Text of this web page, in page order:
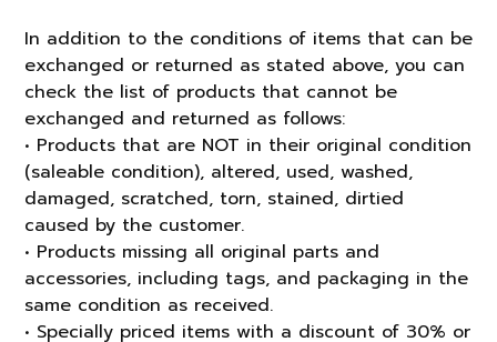
In addition to the conditions of items that can be
exchanged or returned as stated above, you can
check the list of products that cannot be
exchanged and returned as follows:
• Products that are NOT in their original condition
(saleable condition), altered, used, washed,
damaged, scratched, torn, stained, dirtied
caused by the customer.
• Products missing all original parts and
accessories, including tags, and packaging in the
same condition as received.
• Specially priced items with a discount of 30% or